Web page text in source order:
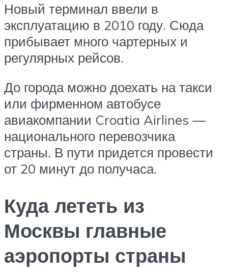
Новый терминал ввели в
эксплуатацию в 2010 году. Сюда
прибывает много чартерных и
регулярных рейсов.
До города можно доехать на такси
или фирменном автобусе
авиакомпании Croatia Airlines —
национального перевозчика
страны. В пути придется провести
от 20 минут до получаса.
Куда лететь из
Москвы главные
аэропорты страны